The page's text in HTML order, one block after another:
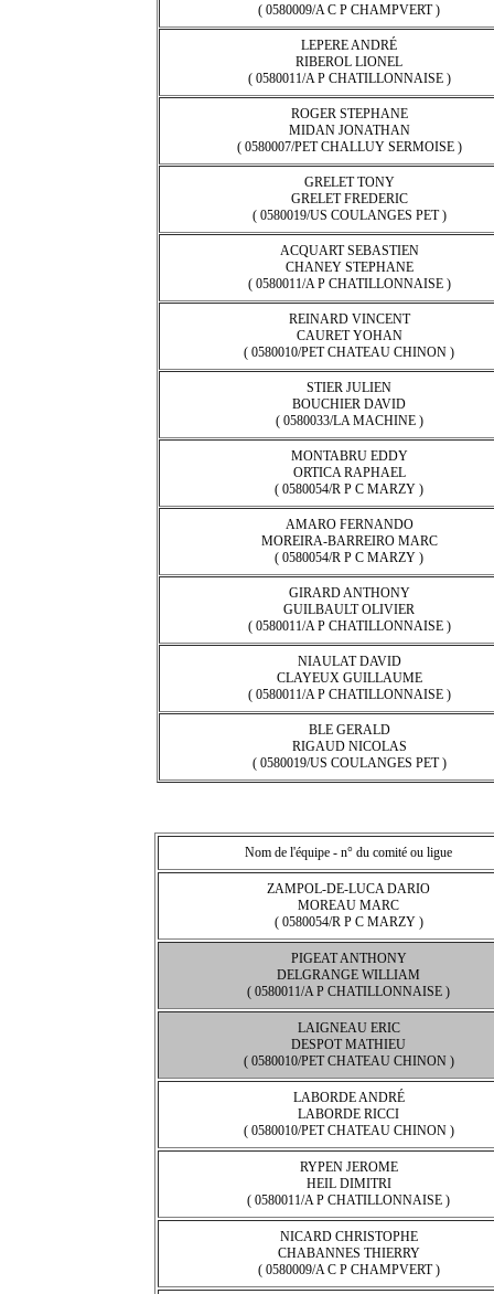
( 0580009/A C P CHAMPVERT )
LEPERE ANDRÉ
RIBEROL LIONEL
( 0580011/A P CHATILLONNAISE )
ROGER STEPHANE
MIDAN JONATHAN
( 0580007/PET CHALLUY SERMOISE )
GRELET TONY
GRELET FREDERIC
( 0580019/US COULANGES PET )
ACQUART SEBASTIEN
CHANEY STEPHANE
( 0580011/A P CHATILLONNAISE )
REINARD VINCENT
CAURET YOHAN
( 0580010/PET CHATEAU CHINON )
STIER JULIEN
BOUCHIER DAVID
( 0580033/LA MACHINE )
MONTABRU EDDY
ORTICA RAPHAEL
( 0580054/R P C MARZY )
AMARO FERNANDO
MOREIRA-BARREIRO MARC
( 0580054/R P C MARZY )
GIRARD ANTHONY
GUILBAULT OLIVIER
( 0580011/A P CHATILLONNAISE )
NIAULAT DAVID
CLAYEUX GUILLAUME
( 0580011/A P CHATILLONNAISE )
BLE GERALD
RIGAUD NICOLAS
( 0580019/US COULANGES PET )
Nom de l'équipe - n° du comité ou ligue
ZAMPOL-DE-LUCA DARIO
MOREAU MARC
( 0580054/R P C MARZY )
PIGEAT ANTHONY
DELGRANGE WILLIAM
( 0580011/A P CHATILLONNAISE )
LAIGNEAU ERIC
DESPOT MATHIEU
( 0580010/PET CHATEAU CHINON )
LABORDE ANDRÉ
LABORDE RICCI
( 0580010/PET CHATEAU CHINON )
RYPEN JEROME
HEIL DIMITRI
( 0580011/A P CHATILLONNAISE )
NICARD CHRISTOPHE
CHABANNES THIERRY
( 0580009/A C P CHAMPVERT )